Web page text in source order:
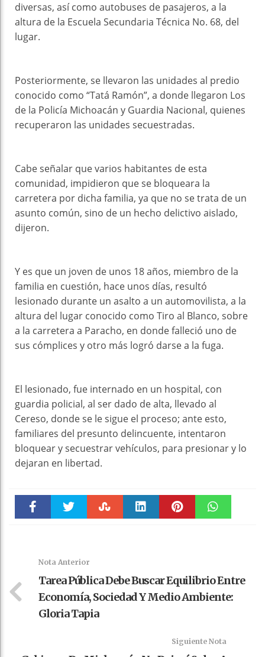
diversas, así como autobuses de pasajeros, a la
altura de la Escuela Secundaria Técnica No. 68, del
lugar.
Posteriormente, se llevaron las unidades al predio
conocido como “Tatá Ramón”, a donde llegaron Los
de la Policía Michoacán y Guardia Nacional, quienes
recuperaron las unidades secuestradas.
Cabe señalar que varios habitantes de esta
comunidad, impidieron que se bloqueara la
carretera por dicha familia, ya que no se trata de un
asunto común, sino de un hecho delictivo aislado,
dijeron.
Y es que un joven de unos 18 años, miembro de la
familia en cuestión, hace unos días, resultó
lesionado durante un asalto a un automovilista, a la
altura del lugar conocido como Tiro al Blanco, sobre
a la carretera a Paracho, en donde falleció uno de
sus cómplices y otro más logró darse a la fuga.
El lesionado, fue internado en un hospital, con
guardia policial, al ser dado de alta, llevado al
Cereso, donde se le sigue el proceso; ante esto,
familiares del presunto delincuente, intentaron
bloquear y secuestrar vehículos, para presionar y lo
dejaran en libertad.
Nota Anterior
Tarea Pública Debe Buscar Equilibrio Entre
Economía, Sociedad Y Medio Ambiente:
Gloria Tapia
Siguiente Nota